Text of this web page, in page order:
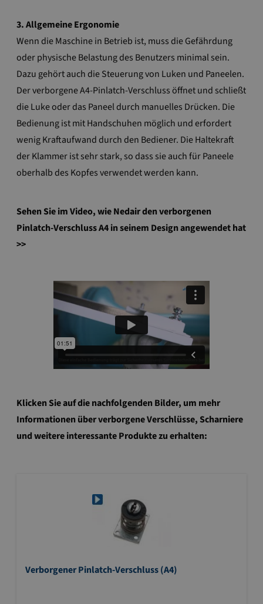
3. Allgemeine Ergonomie
Wenn die Maschine in Betrieb ist, muss die Gefährdung
oder physische Belastung des Benutzers minimal sein.
Dazu gehört auch die Steuerung von Luken und Paneelen.
Der verborgene A4-Pinlatch-Verschluss öffnet und schließt
die Luke oder das Paneel durch manuelles Drücken. Die
Bedienung ist mit Handschuhen möglich und erfordert
wenig Kraftaufwand durch den Bediener. Die Haltekraft
der Klammer ist sehr stark, so dass sie auch für Paneele
oberhalb des Kopfes verwendet werden kann.
Sehen Sie im Video, wie Nedair den verborgenen
Pinlatch-Verschluss A4 in seinem Design angewendet hat
>>
Klicken Sie auf die nachfolgenden Bilder, um mehr
Informationen über verborgene Verschlüsse, Scharniere
und weitere interessante Produkte zu erhalten:
Verborgener Pinlatch-Verschluss (A4)